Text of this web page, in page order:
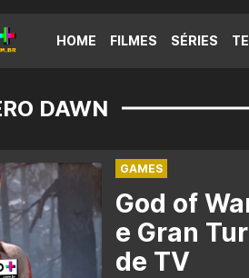
HOME FILMES SÉRIES
DAWN
GAMES
God of
e Gran
de TV